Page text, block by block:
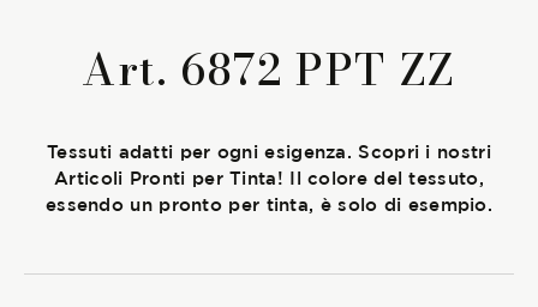
Art. 6872 PPT ZZ
Tessuti adatti per ogni esigenza. Scopri i nostri
Articoli Pronti per Tinta! Il colore del tessuto,
essendo un pronto per tinta, è solo di esempio.
Heart for Earth
Certificazioni